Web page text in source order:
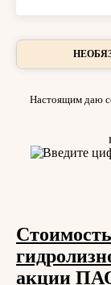
Настоящим даю
акции